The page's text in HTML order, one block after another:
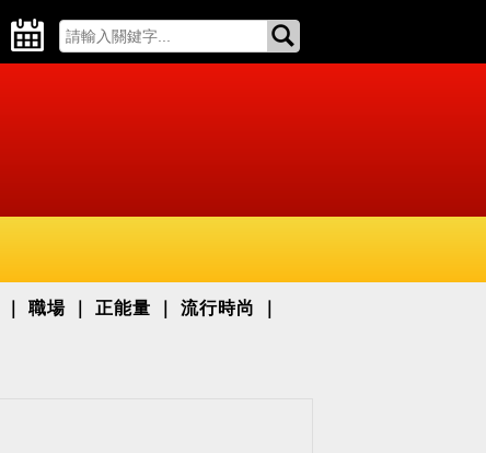
職場 正能量 流行時尚